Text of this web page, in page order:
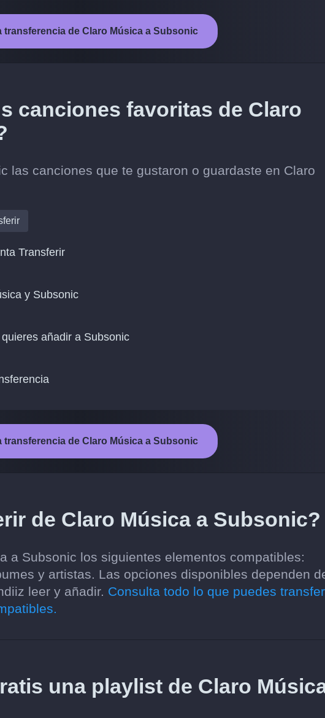
transferencia de Claro Música a Subsonic
canciones favoritas de Claro
las canciones que te gustaron o guardaste en Claro
Transferir
y Subsonic
añadir a Subsonic
transferencia de Claro Música a Subsonic
de Claro Música a Subsonic?
a Subsonic los siguientes elementos compatibles:
y artistas. Las opciones disponibles dependen
leer y añadir. Consulta todo lo que puedes
una playlist de Claro